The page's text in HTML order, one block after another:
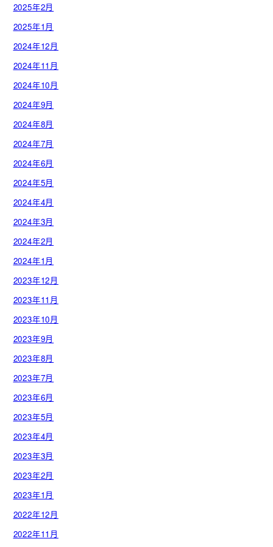
2025年2月
2025年1月
2024年12月
2024年11月
2024年10月
2024年9月
2024年8月
2024年7月
2024年6月
2024年5月
2024年4月
2024年3月
2024年2月
2024年1月
2023年12月
2023年11月
2023年10月
2023年9月
2023年8月
2023年7月
2023年6月
2023年5月
2023年4月
2023年3月
2023年2月
2023年1月
2022年12月
2022年11月